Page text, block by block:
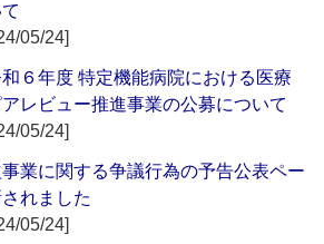
05/24]
６年度 特定機能病院における医療
レビュー推進事業の公募について
05/24]
業に関する争議行為の予告公表ペー
れました
05/24]